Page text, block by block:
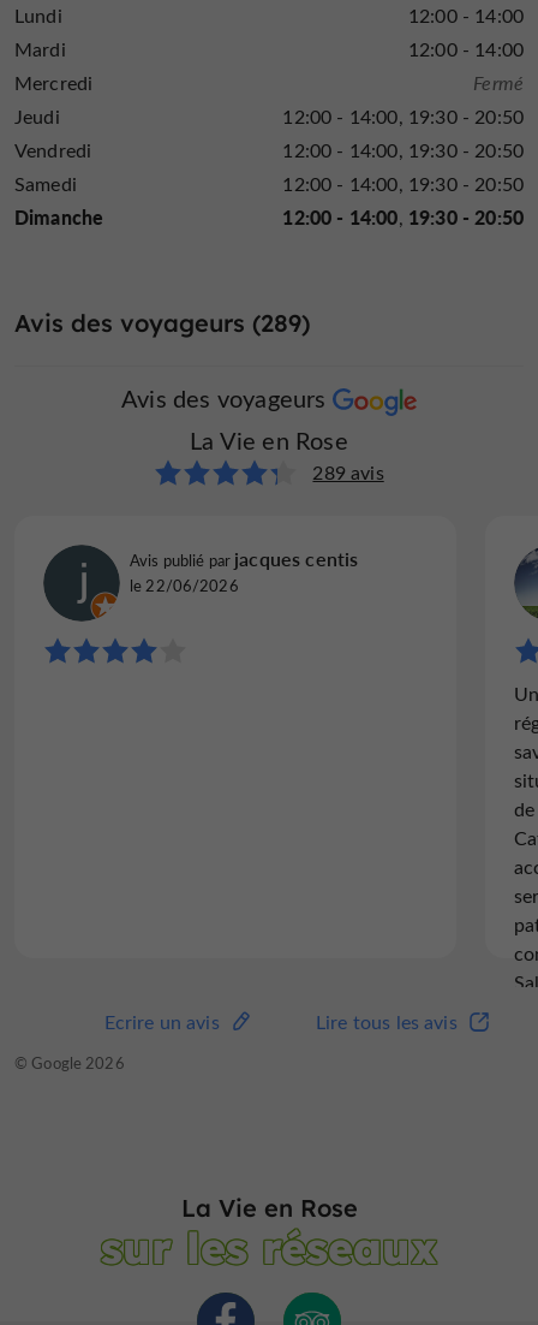
Lundi
12:00 - 14:00
Mardi
12:00 - 14:00
Mercredi
Fermé
Jeudi
12:00 - 14:00 19:30 - 20:50
Vendredi
12:00 - 14:00 19:30 - 20:50
Samedi
12:00 - 14:00 19:30 - 20:50
Dimanche 12:00 - 14:00 19:30 - 20:50
Avis des voyageurs (289)
Avis des voyageurs
La Vie en Rose
289 avis
Avis publié par jacques centis
le 22/06/2026
Lire tous les avis
Ecrire un avis
© Google 2026
La Vie en Rose
sur les réseaux